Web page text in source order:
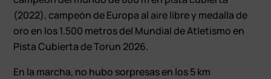
(2022), campeón de Europa al aire libre y medalla de
oro en los 1.500 metros del Mundial de Atletismo en
Pista Cubierta de Torun 2026.
En la marcha, no hubo sorpresas en los 5 km